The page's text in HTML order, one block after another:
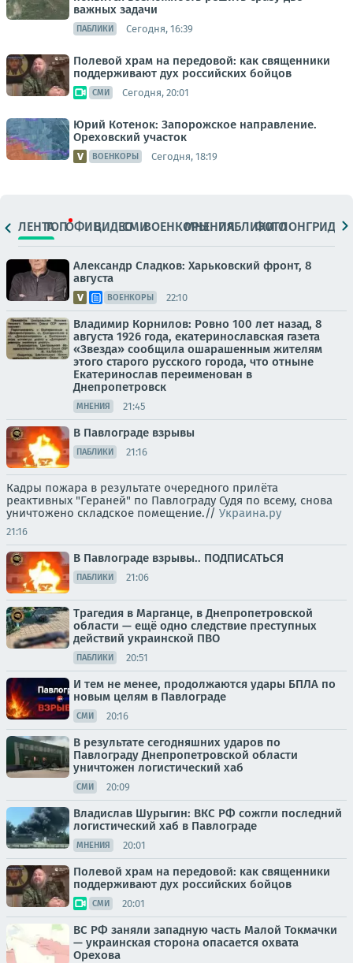
важных задачи
ПАБЛИКИ Сегодня, 16:39
Полевой храм на передовой: как священники
поддерживают дух российских бойцов
СМИ Сегодня, 20:01
Юрий Котенок: Запорожское направление.
Ореховский участок
ВОЕНКОРЫ Сегодня, 18:19
ЛЕНТАТОПОФИЦ.ВИДЕОСМИВОЕНКОРЫМНЕНИЯПАБЛИКИ
ФОТОЛОНГРИДЫ
Александр Сладков: Харьковский фронт, 8
августа
ВОЕНКОРЫ 22:10
Владимир Корнилов: Ровно 100 лет назад, 8
августа 1926 года, екатеринославская газета
«Звезда» сообщила ошарашенным жителям
этого старого русского города, что отныне
Екатеринослав переименован в
Днепропетровск
МНЕНИЯ 21:45
В Павлограде взрывы
ПАБЛИКИ 21:16
Кадры пожара в результате очередного прилёта
реактивных "Гераней" по Павлограду Судя по всему, снова
уничтожено складское помещение.// Украина.ру
21:16
В Павлограде взрывы.. ПОДПИСАТЬСЯ
ПАБЛИКИ 21:06
Трагедия в Марганце, в Днепропетровской
области — ещё одно следствие преступных
действий украинской ПВО
ПАБЛИКИ 20:51
И тем не менее, продолжаются удары БПЛА по
новым целям в Павлограде
СМИ 20:16
В результате сегодняшних ударов по
Павлограду Днепропетровской области
уничтожен логистический хаб
СМИ 20:09
Владислав Шурыгин: ВКС РФ сожгли последний
логистический хаб в Павлограде
МНЕНИЯ 20:01
Полевой храм на передовой: как священники
поддерживают дух российских бойцов
СМИ 20:01
ВС РФ заняли западную часть Малой Токмачки
— украинская сторона опасается охвата
Орехова